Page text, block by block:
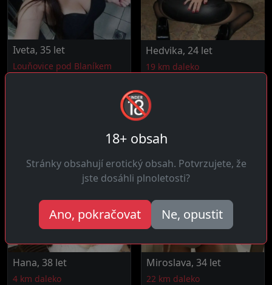
Iveta, 35 let
Louňovice pod Blaníkem
dávám všechno když jsem s
Hedvika, 24 let
19 km daleko
nudného vztahu kde sex...
Hana, 38 let
4 km daleko
Miroslava, 34 let
22 km daleko
🔞
18+ obsah
Stránky obsahují erotický obsah. Potvrzujete, že
jste dosáhli plnoletosti?
Ano, pokračovat Ne, opustit